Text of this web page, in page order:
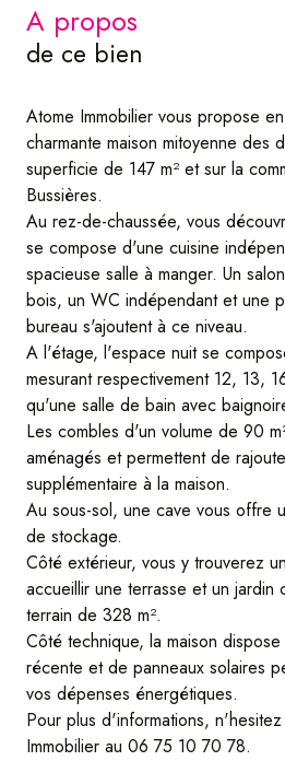
a propos
de ce bien
Atome Immobilier vous propose
charmante maison mitoyenne des
superficie de 147 m² et sur la
Bussières.
Au rez-de-chaussée, vous
se compose d'une cuisine
spacieuse salle à manger. Un
bois, un WC indépendant et une
bureau s'ajoutent à ce niveau.
A l'étage, l'espace nuit se
mesurant respectivement 12, 13,
qu'une salle de bain avec
Les combles d'un volume de 90
aménagés et permettent de
supplémentaire à la maison.
Au sous-sol, une cave vous offre
de stockage.
Côté extérieur, vous y trouverez
accueillir une terrasse et un jardin
terrain de 328 m².
Côté technique, la maison
récente et de panneaux solaires
vos dépenses énergétiques.
Pour plus d'informations,
Immobilier au 06 75 10 70 78.